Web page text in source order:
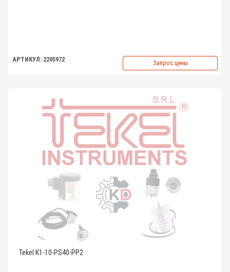
АРТИКУЛ: 2205972 Запрос цены
Tekel K1-10-PS40-PP2